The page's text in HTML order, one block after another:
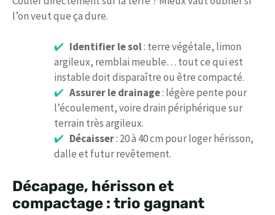
l’on veut que ça dure.
Identifier le sol: terre végétale, limon
argileux, remblai meuble… tout ce qui est
instable doit disparaître ou être compacté.
Assurer le drainage: légère pente pour
l’écoulement, voire drain périphérique sur
terrain très argileux.
Décaisser: 20 à 40 cm pour loger hérisson,
dalle et futur revêtement.
Décapage, hérisson et
compactage : trio gagnant